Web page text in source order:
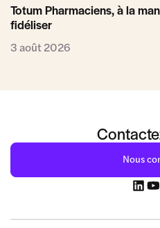
Totum Pharmaciens, à la
fidéliser
3 août 2026
Nous